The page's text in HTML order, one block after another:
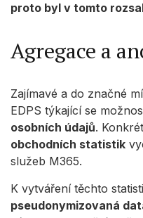
proto byl v tomto
Agregace a
Zajímavé a do značné
EDPS týkající se
osobních údajů.
obchodních statistik
služeb M365.
K vytváření těchto
pseudonymizovaná